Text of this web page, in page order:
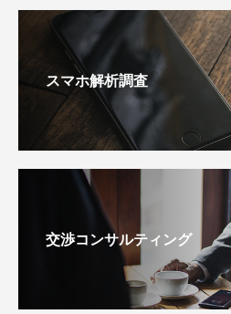
スマホ解析調査
交渉コンサルティング